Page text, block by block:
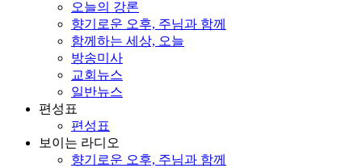
오늘의 강론
향기로운 오후, 주님과 함께
함께하는 세상, 오늘
방송미사
교회뉴스
일반뉴스
편성표
편성표
보이는 라디오
향기로운 오후, 주님과 함께